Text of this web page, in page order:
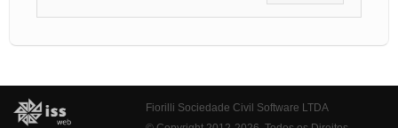
Fiorilli Sociedade Civil Software LTDA